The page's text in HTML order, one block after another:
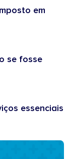
em
se fosse
essenciais